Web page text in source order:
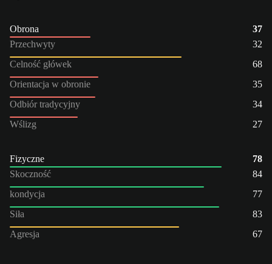
Obrona
37
Przechwyty
32
Celność główek
68
Orientacja w obronie
35
Odbiór tradycyjny
34
Wślizg
27
Fizyczne
78
Skoczność
84
kondycja
77
Siła
83
Agresja
67